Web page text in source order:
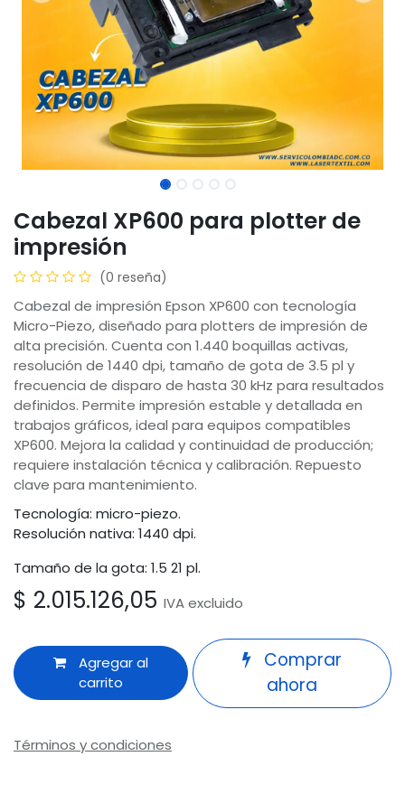
Cabezal XP600 para plotter de
impresión
(0 reseña)
Cabezal de impresión Epson XP600 con tecnología
Micro-Piezo, diseñado para plotters de impresión de
alta precisión. Cuenta con 1.440 boquillas activas,
resolución de 1440 dpi, tamaño de gota de 3.5 pl y
frecuencia de disparo de hasta 30 kHz para resultados
definidos. Permite impresión estable y detallada en
trabajos gráficos, ideal para equipos compatibles
XP600. Mejora la calidad y continuidad de producción;
requiere instalación técnica y calibración. Repuesto
clave para mantenimiento.
Tecnología: micro-piezo.
Resolución nativa: 1440 dpi.
Tamaño de la gota: 1.5 21 pl.
$ 2.015.126,05 IVA excluido
Agregar al
carrito
Comprar
ahora
Términos y condiciones